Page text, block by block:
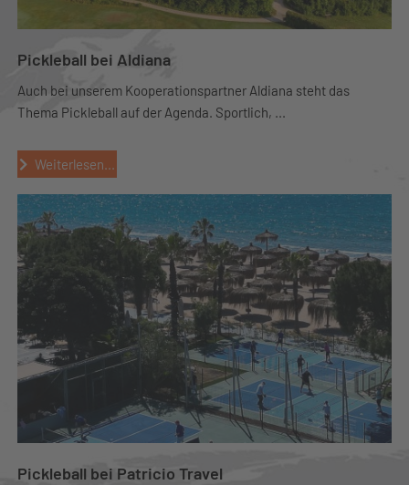
Pickleball bei Aldiana
Auch bei unserem Kooperationspartner Aldiana steht das
Thema Pickleball auf der Agenda. Sportlich, ...
Weiterlesen...
Pickleball bei Patricio Travel